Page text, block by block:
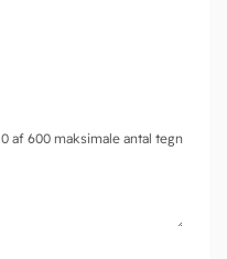
0 af 600 maksimale antal tegn